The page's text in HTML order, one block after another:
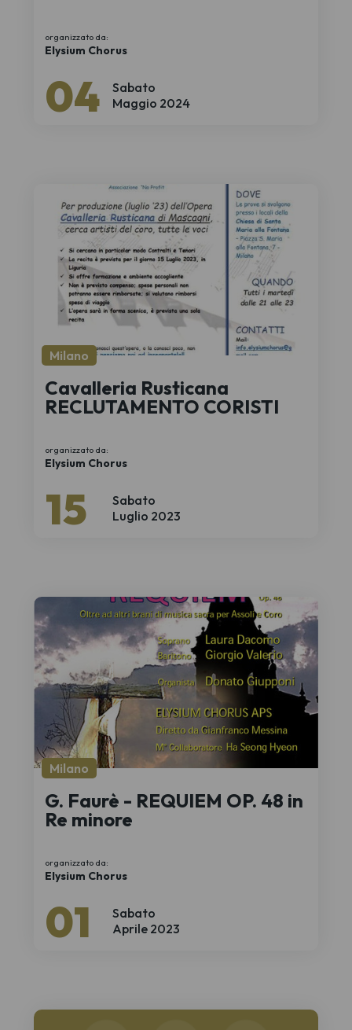
Sabato
04 Maggio 2024
organizzato da:
Elysium Chorus
Sabato
15 Luglio 2023
Milano
Cavalleria Rusticana
RECLUTAMENTO CORISTI
organizzato da:
Elysium Chorus
Sabato
01 Aprile 2023
Milano
G. Faurè - REQUIEM OP. 48 in
Re minore
organizzato da:
Elysium Chorus